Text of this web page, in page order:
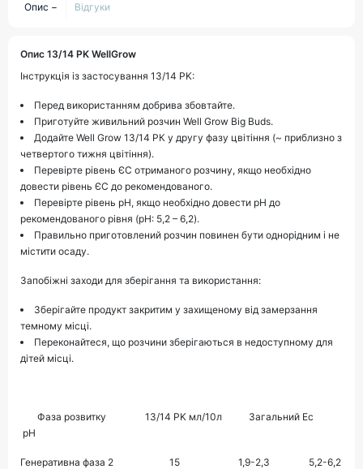
Опис Відгуки
Опис 13/14 PK WellGrow
Інструкція із застосування 13/14 PK:
Перед використанням добрива збовтайте.
Приготуйте живильний розчин Well Grow Big Buds.
Додайте Well Grow 13/14 РК у другу фазу цвітіння (~ приблизно з
четвертого тижня цвітіння).
Перевірте рівень ЄС отриманого розчину, якщо необхідно
довести рівень ЄС до рекомендованого.
Перевірте рівень pH, якщо необхідно довести pH до
рекомендованого рівня (pH: 5,2 – 6,2).
Правильно приготовлений розчин повинен бути однорідним і не
містити осаду.
Запобіжні заходи для зберігання та використання:
Зберігайте продукт закритим у захищеному від замерзання
темному місці.
Переконайтеся, що розчини зберігаються в недоступному для
дітей місці.
Фаза розвитку 13/14 PK мл/10л Загальний Ec
pH
Генеративна фаза 2 15 1,9-2,3 5,2-6,2